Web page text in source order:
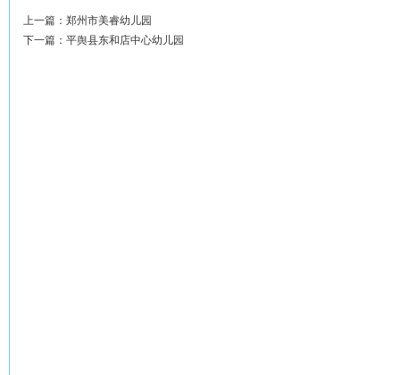
上一篇： 郑州市美睿幼儿园
下一篇： 平舆县东和店中心幼儿园